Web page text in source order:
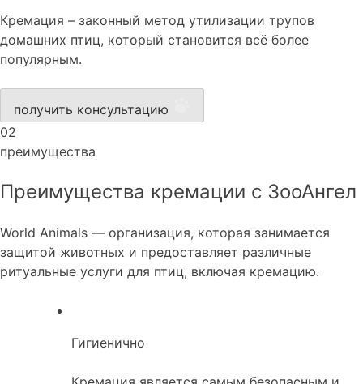
Кремация – законный метод утилизации трупов
домашних птиц, который становится всё более
популярным.
получить консультацию
02
преимущества
Преимущества кремации с ЗооАнгел
World Animals — организация, которая занимается
защитой животных и предоставляет различные
ритуальные услуги для птиц, включая кремацию.
Гигиенично